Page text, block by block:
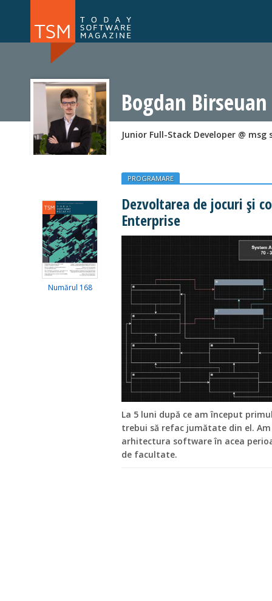
NOU
Bogdan Birseuan
Junior Full-Stack Developer @
Numărul 168
PROGRAMARE
Dezvoltarea de jocuri și
Enterprise
La 5 luni după ce am început
trebui să refac jumătate din el.
arhitectura software în acea
de facultate.